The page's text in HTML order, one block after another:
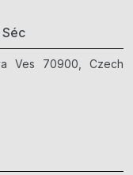
Ves 70900, Czech